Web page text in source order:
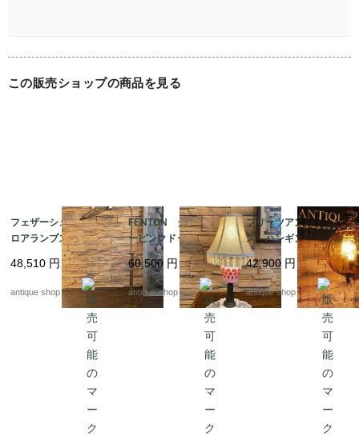
この販売ショップの商品を見る
フェザーシェード フ
ロアランプスタンド
48,510 円
antique shop at's
FENTON クランベリ
ーピンクドット テー
ブルランプ
60,500 円
antique shop at's
プリーツアンバーグラ
ス ハンギングランプ
42,900 円
antique shop at's